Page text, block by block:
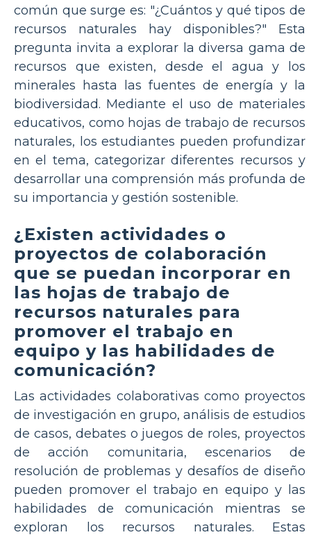
común que surge es: "¿Cuántos y qué tipos de
recursos naturales hay disponibles?" Esta
pregunta invita a explorar la diversa gama de
recursos que existen, desde el agua y los
minerales hasta las fuentes de energía y la
biodiversidad. Mediante el uso de materiales
educativos, como hojas de trabajo de recursos
naturales, los estudiantes pueden profundizar
en el tema, categorizar diferentes recursos y
desarrollar una comprensión más profunda de
su importancia y gestión sostenible.
¿Existen actividades o
proyectos de colaboración
que se puedan incorporar en
las hojas de trabajo de
recursos naturales para
promover el trabajo en
equipo y las habilidades de
comunicación?
Las actividades colaborativas como proyectos
de investigación en grupo, análisis de estudios
de casos, debates o juegos de roles, proyectos
de acción comunitaria, escenarios de
resolución de problemas y desafíos de diseño
pueden promover el trabajo en equipo y las
habilidades de comunicación mientras se
exploran los recursos naturales. Estas